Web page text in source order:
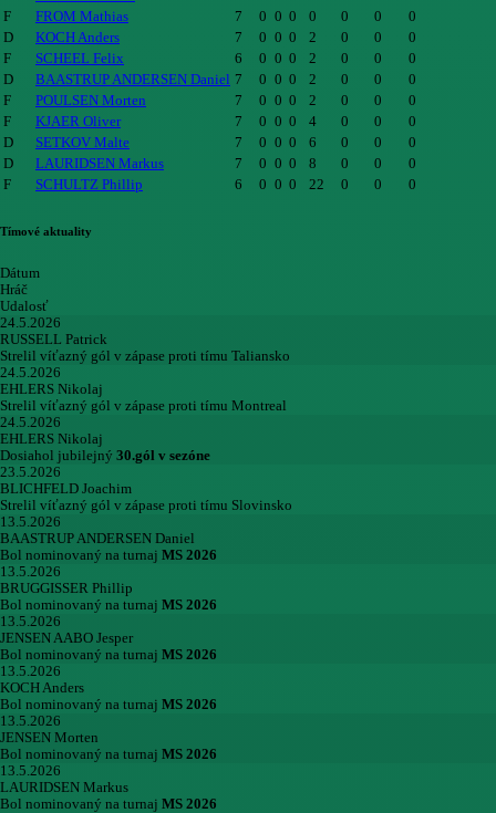
F
FROM Mathias 7 0 0 0 0 0 0
0
D
KOCH Anders 7 0 0 0 2 0 0
0
F
SCHEEL Felix 6 0 0 0 2 0 0
0
D
BAASTRUP ANDERSEN Daniel 7 0 0 0 2 0 0
0
F
POULSEN Morten 7 0 0 0 2 0 0
0
F
KJAER Oliver 7 0 0 0 4 0 0
0
D
SETKOV Malte 7 0 0 0 6 0 0
0
D
LAURIDSEN Markus 7 0 0 0 8 0 0
0
F
SCHULTZ Phillip 6 0 0 0 22 0 0 0
Tímové aktuality
Dátum
Hráč
Udalosť
24.5.2026
RUSSELL Patrick
Strelil víťazný gól v zápase proti tímu Taliansko
24.5.2026
EHLERS Nikolaj
Strelil víťazný gól v zápase proti tímu Montreal
24.5.2026
EHLERS Nikolaj
Dosiahol jubilejný 30.gól v sezóne
23.5.2026
BLICHFELD Joachim
Strelil víťazný gól v zápase proti tímu Slovinsko
13.5.2026
BAASTRUP ANDERSEN Daniel
Bol nominovaný na turnaj MS 2026
13.5.2026
BRUGGISSER Phillip
Bol nominovaný na turnaj MS 2026
13.5.2026
JENSEN AABO Jesper
Bol nominovaný na turnaj MS 2026
13.5.2026
KOCH Anders
Bol nominovaný na turnaj MS 2026
13.5.2026
JENSEN Morten
Bol nominovaný na turnaj MS 2026
13.5.2026
LAURIDSEN Markus
Bol nominovaný na turnaj MS 2026